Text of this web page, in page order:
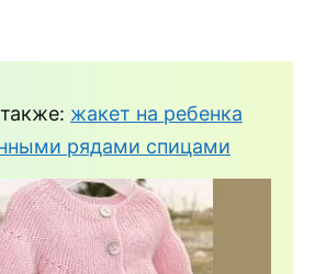
жакет на ребенка
рядами спицами